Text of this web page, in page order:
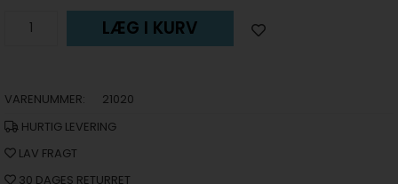
LÆG I KURV
VARENUMMER:
21020
HURTIG LEVERING
LAV FRAGT
30 DAGES RETURRET